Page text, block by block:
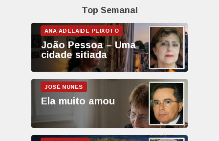
Top Semanal
João Pessoa – Uma
cidade sitiada
Ela muito amou